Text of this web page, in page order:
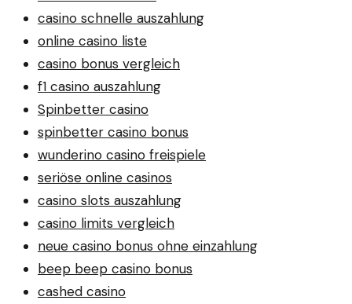
casino schnelle auszahlung
online casino liste
casino bonus vergleich
f1 casino auszahlung
Spinbetter casino
spinbetter casino bonus
wunderino casino freispiele
seriöse online casinos
casino slots auszahlung
casino limits vergleich
neue casino bonus ohne einzahlung
beep beep casino bonus
cashed casino